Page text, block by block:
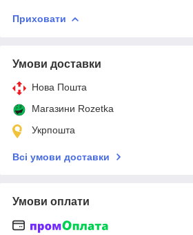
Приховати
Умови доставки
Нова Пошта
Магазини Rozetka
Укрпошта
Всі умови доставки
Умови оплати